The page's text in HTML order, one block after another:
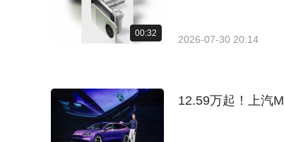
00:32
2026-07-30 20:14
12.59万起！上汽